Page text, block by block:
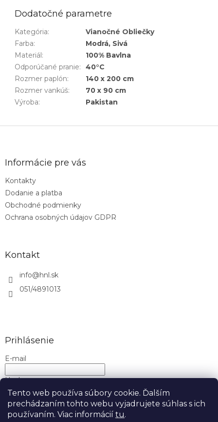
Tento web používa súbory cookie. Ďalším
prechádzaním tohto webu vyjadrujete súhlas s ich
používaním. Viac informácií tu.
Dodatočné parametre
Kategória:
Vianočné Obliečky
Farba:
Modrá, Sivá
Materiál:
100% Bavlna
Odporúčané pranie:
40°C
Rozmer paplón:
140 x 200 cm
Rozmer vankúš:
70 x 90 cm
Výroba: Pakistan
Informácie pre vás
Kontakty
Dodanie a platba
Obchodné podmienky
Ochrana osobných údajov GDPR
Kontakt
info@hnl.sk
051/4891013
Prihlásenie
E-mail
Heslo
PRIHLÁSIŤ SA
Nová registrácia Zabudnuté heslo